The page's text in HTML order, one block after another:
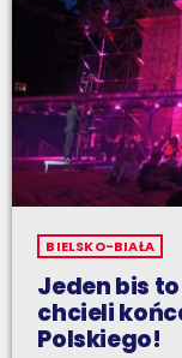
BIELSKO-BIAŁA
Jeden bis
chcieli
Polskiego!